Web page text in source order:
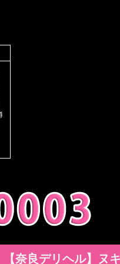
【奈良デリヘル】ヌ